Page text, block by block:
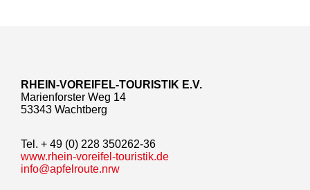
RHEIN-VOREIFEL-TOURISTIK E.V.
Marienforster Weg 14
53343 Wachtberg
Tel. + 49 (0) 228 350262-36
www.rhein-voreifel-touristik.de
info@apfelroute.nrw